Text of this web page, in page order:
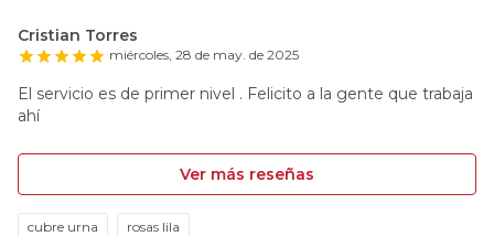
Cristian Torres
miércoles, 28 de may. de 2025
El servicio es de primer nivel . Felicito a la gente que trabaja
ahí
Ver más reseñas
cubre urna rosas lila